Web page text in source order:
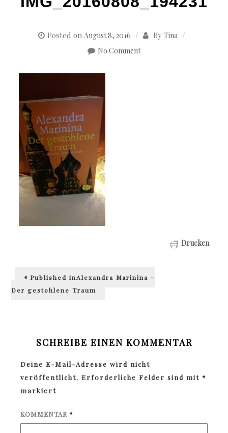
Posted on August 8, 2016 By Tina
No Comment
Drucken
Beitragsnavigation
Published inAlexandra Marinina –
Der gestohlene Traum
SCHREIBE EINEN KOMMENTAR
Deine E-Mail-Adresse wird nicht
veröffentlicht. Erforderliche Felder sind mit *
markiert
KOMMENTAR *